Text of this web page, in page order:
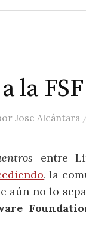
la FSF
Jose Alcántara
entre
, la
aún no lo